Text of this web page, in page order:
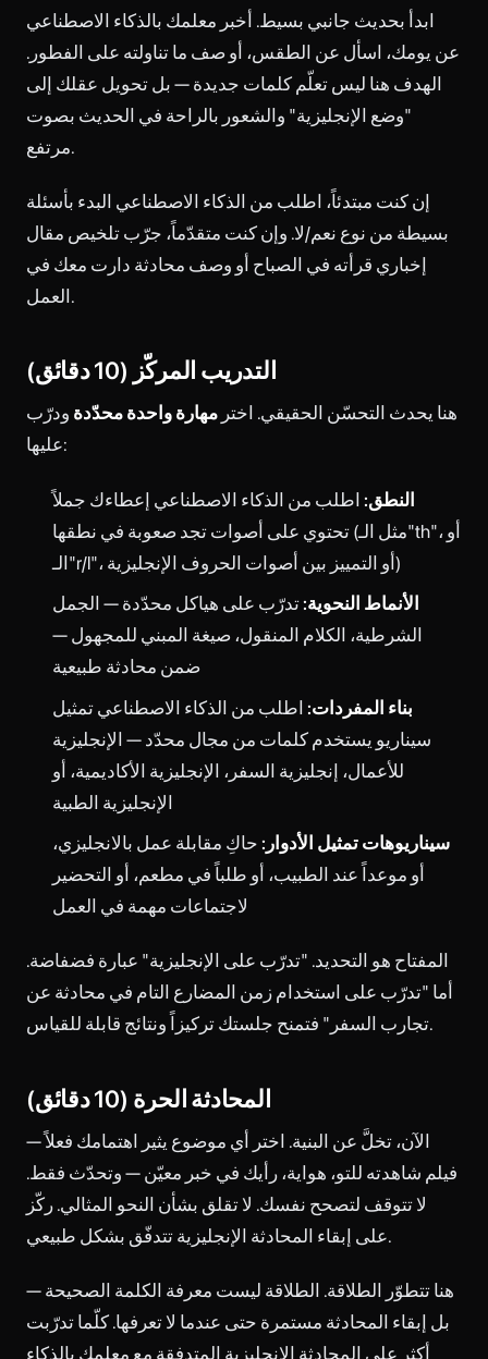
ابدأ بحديث جانبي بسيط. أخبر معلمك بالذكاء الاصطناعي
عن يومك، اسأل عن الطقس، أو صف ما تناولته على الفطور.
الهدف هنا ليس تعلّم كلمات جديدة — بل تحويل عقلك إلى
"وضع الإنجليزية" والشعور بالراحة في الحديث بصوت
مرتفع.
إن كنت مبتدئاً، اطلب من الذكاء الاصطناعي البدء بأسئلة
بسيطة من نوع نعم/لا. وإن كنت متقدّماً، جرّب تلخيص مقال
إخباري قرأته في الصباح أو وصف محادثة دارت معك في
العمل.
التدريب المركّز (10 دقائق)
هنا يحدث التحسّن الحقيقي. اختر مهارة واحدة محدّدة ودرّب
عليها:
النطق: اطلب من الذكاء الاصطناعي إعطاءك جملاً
تحتوي على أصوات تجد صعوبة في نطقها (مثل الـ"th"، أو
الـ"r/l"، أو التمييز بين أصوات الحروف الإنجليزية)
الأنماط النحوية:تدرّب على هياكل محدّدة — الجمل
الشرطية، الكلام المنقول، صيغة المبني للمجهول —
ضمن محادثة طبيعية
بناء المفردات: اطلب من الذكاء الاصطناعي تمثيل
سيناريو يستخدم كلمات من مجال محدّد — الإنجليزية
للأعمال، إنجليزية السفر، الإنجليزية الأكاديمية، أو
الإنجليزية الطبية
سيناريوهات تمثيل الأدوار: حاكِ مقابلة عمل بالانجليزي،
أو موعداً عند الطبيب، أو طلباً في مطعم، أو التحضير
لاجتماعات مهمة في العمل
المفتاح هو التحديد. "تدرّب على الإنجليزية" عبارة فضفاضة.
أما "تدرّب على استخدام زمن المضارع التام في محادثة عن
تجارب السفر" فتمنح جلستك تركيزاً ونتائج قابلة للقياس.
المحادثة الحرة (10 دقائق)
الآن، تخلَّ عن البنية. اختر أي موضوع يثير اهتمامك فعلاً —
فيلم شاهدته للتو، هواية، رأيك في خبر معيّن — وتحدّث فقط.
لا تتوقف لتصحح نفسك. لا تقلق بشأن النحو المثالي. ركّز
على إبقاء المحادثة الإنجليزية تتدفّق بشكل طبيعي.
هنا تتطوّر الطلاقة. الطلاقة ليست معرفة الكلمة الصحيحة —
بل إبقاء المحادثة مستمرة حتى عندما لا تعرفها. كلّما تدرّبت
أكثر على المحادثة الإنجليزية المتدفقة مع معلمك بالذكاء